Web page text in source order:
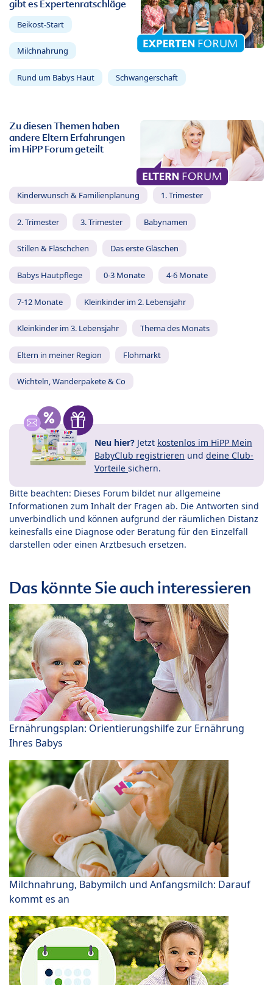
gibt es Expertenratschläge
Beikost-Start
Milchnahrung
Rund um Babys Haut Schwangerschaft
Zu diesen Themen haben
andere Eltern Erfahrungen
im HiPP Forum geteilt
Kinderwunsch & Familienplanung 1. Trimester
2. Trimester 3. Trimester Babynamen
Stillen & Fläschchen Das erste Gläschen
Babys Hautpflege 0-3 Monate 4-6 Monate
7-12 Monate Kleinkinder im 2. Lebensjahr
Kleinkinder im 3. Lebensjahr Thema des Monats
Eltern in meiner Region Flohmarkt
Wichteln, Wanderpakete & Co
Neu hier? Jetzt kostenlos im HiPP Mein
BabyClub registrieren und deine Club-
Vorteile sichern.
Bitte beachten: Dieses Forum bildet nur allgemeine
Informationen zum Inhalt der Fragen ab. Die Antworten sind
unverbindlich und können aufgrund der räumlichen Distanz
keinesfalls eine Diagnose oder Beratung für den Einzelfall
darstellen oder einen Arztbesuch ersetzen.
Das könnte Sie auch interessieren
Ernährungsplan: Orientierungshilfe zur Ernährung
Ihres Babys
Milchnahrung, Babymilch und Anfangsmilch: Darauf
kommt es an